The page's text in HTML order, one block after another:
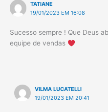
TATIANE
19/01/2023 EM 16:08
Sucesso sempre ! Que Deus
equipe de vendas
VILMA LUCATELLI
19/01/2023 EM 20:41